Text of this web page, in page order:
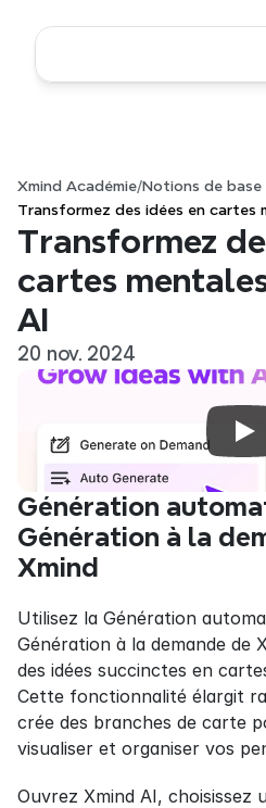
Xmind Académie/Notions de base
Transformez des idées en cartes
Transformez
cartes
AI
20 nov. 2024
Génération
Génération à la
Xmind
Utilisez la Génération
Génération à la demande de
des idées succinctes en
Cette fonctionnalité élargit
crée des branches de carte
visualiser et organiser vos
Ouvrez Xmind AI, choisissez